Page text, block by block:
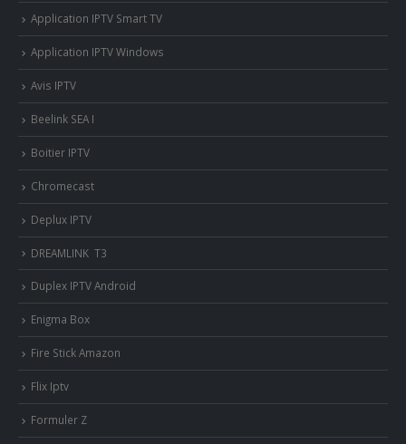
Application IPTV Smart TV
Application IPTV Windows
Avis IPTV
Beelink SEA I
Boitier IPTV
Chromecast
Deplux IPTV
DREAMLINK T3
Duplex IPTV Android
Enigma Box
Fire Stick Amazon
Flix Iptv
Formuler Z